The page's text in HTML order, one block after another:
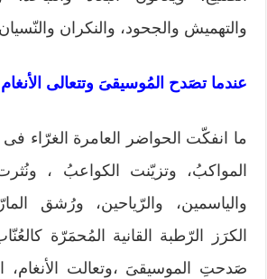
والتهميش والجحود، والنكران
عندما تصَدح المُوسيقىَ وتتعالى الأنغام
ما انفكّت الحواضر العامرة الغرّاء
المواكبُ، وتزيّنت الكواعبُ ، ونُثرت
والياسمين، والرّياحين، ورُشق
الكرَز الرّطبة القانية المُحمَرّة
صَدحتِ الموسيقىَ ،وتعالت الأنغام،